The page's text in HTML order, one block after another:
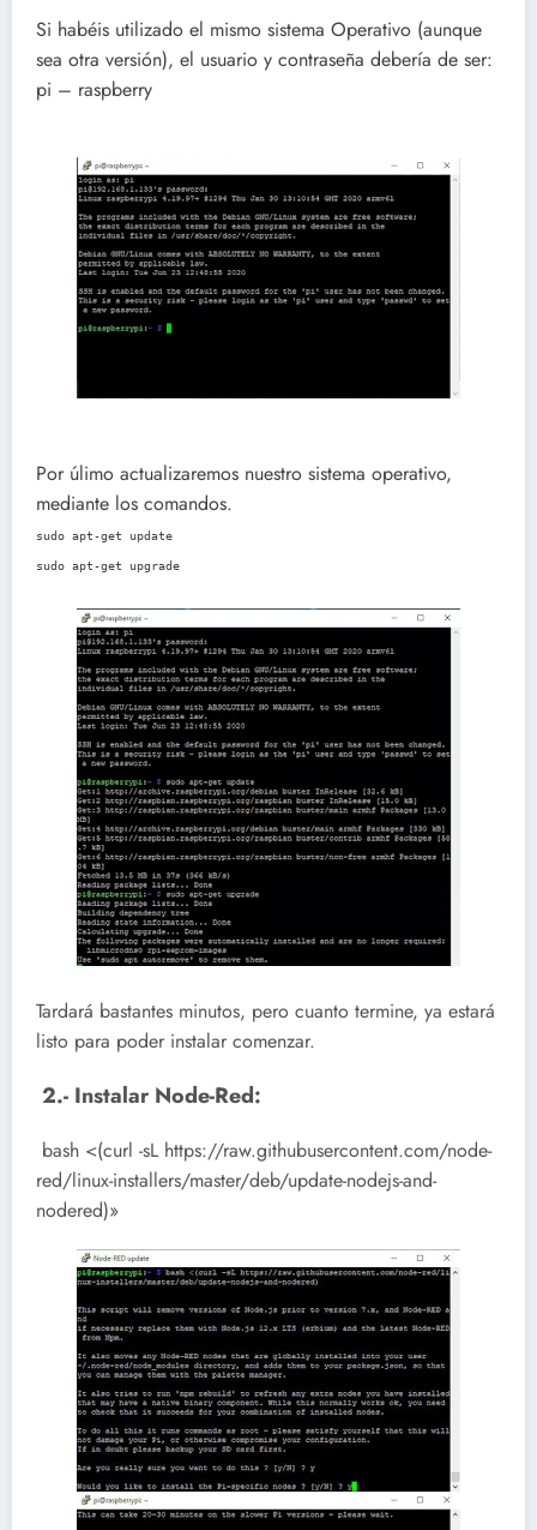
Si habéis utilizado el mismo sistema Operativo (aunque
sea otra versión), el usuario y contraseña debería de ser:
pi – raspberry
Por úlimo actualizaremos nuestro sistema operativo,
mediante los comandos.
sudo apt-get update
sudo apt-get upgrade
Tardará bastantes minutos, pero cuanto termine, ya estará
listo para poder instalar comenzar.
2.- Instalar Node-Red:
bash <(curl -sL https://raw.githubusercontent.com/node-
red/linux-installers/master/deb/update-nodejs-and-
nodered)»